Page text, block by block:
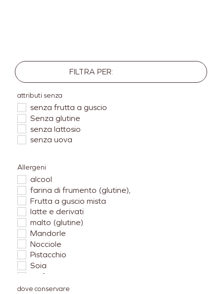
FILTRA PER:
attributi senza
senza frutta a guscio
Senza glutine
senza lattosio
senza uova
Allergeni
alcool
farina di frumento (glutine),
Frutta a guscio mista
latte e derivati
malto (glutine)
Mandorle
Nocciole
Pistacchio
Soia
Solfiti
uova
dove conservare